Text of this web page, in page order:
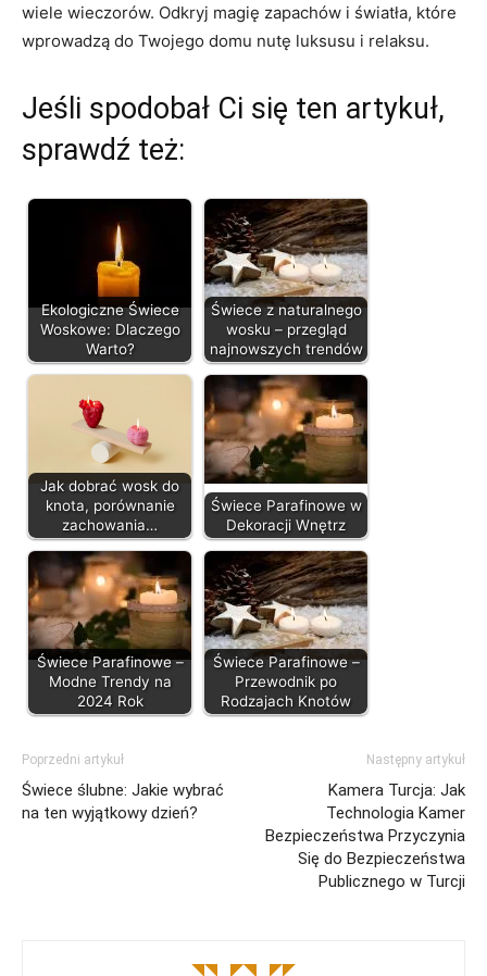
wiele wieczorów. Odkryj magię zapachów i światła, które
wprowadzą do Twojego domu nutę luksusu i relaksu.
Jeśli spodobał Ci się ten artykuł,
sprawdź też:
Ekologiczne Świece
Woskowe: Dlaczego
Warto?
Świece z naturalnego
wosku – przegląd
najnowszych trendów
Jak dobrać wosk do
knota, porównanie
zachowania…
Świece Parafinowe w
Dekoracji Wnętrz
Świece Parafinowe –
Modne Trendy na
2024 Rok
Świece Parafinowe –
Przewodnik po
Rodzajach Knotów
Poprzedni artykuł
Świece ślubne: Jakie wybrać
na ten wyjątkowy dzień?
Następny artykuł
Kamera Turcja: Jak
Technologia Kamer
Bezpieczeństwa Przyczynia
Się do Bezpieczeństwa
Publicznego w Turcji